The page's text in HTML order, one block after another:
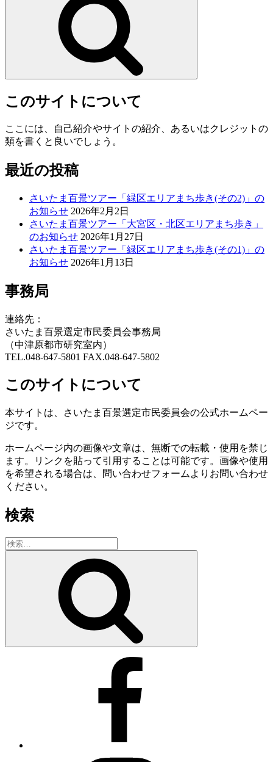
このサイトについて
ここには、自己紹介やサイトの紹介、あるいはクレジットの
類を書くと良いでしょう。
最近の投稿
さいたま百景ツアー「緑区エリアまち歩き(その2)」の
お知らせ 2026年2月2日
さいたま百景ツアー「大宮区・北区エリアまち歩き」
のお知らせ 2026年1月27日
さいたま百景ツアー「緑区エリアまち歩き(その1)」の
お知らせ 2026年1月13日
事務局
連絡先：
さいたま百景選定市民委員会事務局
（中津原都市研究室内）
TEL.048-647-5801 FAX.048-647-5802
このサイトについて
本サイトは、さいたま百景選定市民委員会の公式ホームペー
ジです。
ホームページ内の画像や文章は、無断での転載・使用を禁じ
ます。リンクを貼って引用することは可能です。画像や使用
を希望される場合は、問い合わせフォームよりお問い合わせ
ください。
検索
検
索: